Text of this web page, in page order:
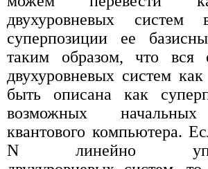
двухуровневых систем
суперпозиции ее
таким образом, что вся
двухуровневых систем
быть описана как
возможных
квантового компьютера.
N линейно